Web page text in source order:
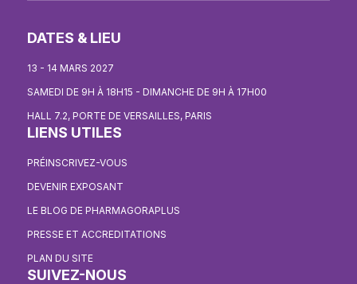
DATES & LIEU
13 - 14 MARS 2027
SAMEDI DE 9H À 18H15 - DIMANCHE DE 9H À 17H00
HALL 7.2, PORTE DE VERSAILLES, PARIS
LIENS UTILES
PRÉINSCRIVEZ-VOUS
DEVENIR EXPOSANT
LE BLOG DE PHARMAGORAPLUS
PRESSE ET ACCREDITATIONS
PLAN DU SITE
SUIVEZ-NOUS